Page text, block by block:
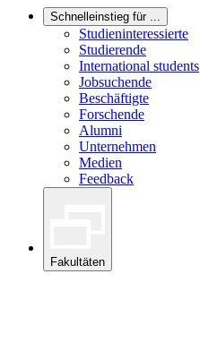
Schnelleinstieg für ...
Studieninteressierte
Studierende
International students
Jobsuchende
Beschäftigte
Forschende
Alumni
Unternehmen
Medien
Feedback
Fakultäten